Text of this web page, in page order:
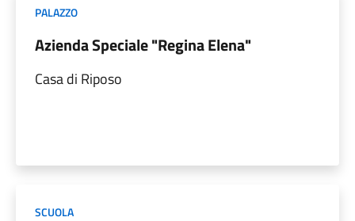
PALAZZO
Azienda Speciale "Regina Elena"
Casa di Riposo
SCUOLA